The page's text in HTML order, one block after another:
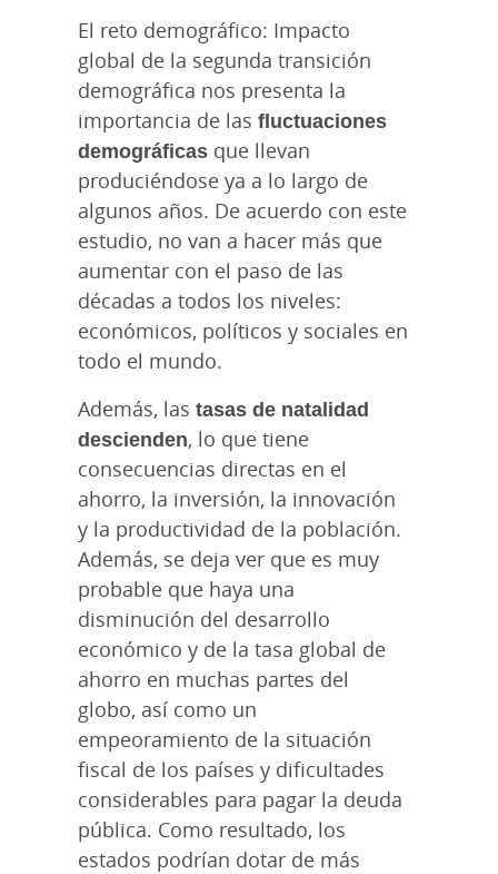
El reto demográfico: Impacto
global de la segunda transición
demográfica nos presenta la
importancia de las fluctuaciones
demográficas que llevan
produciéndose ya a lo largo de
algunos años. De acuerdo con este
estudio, no van a hacer más que
aumentar con el paso de las
décadas a todos los niveles:
económicos, políticos y sociales en
todo el mundo.
Además, las tasas de natalidad
descienden, lo que tiene
consecuencias directas en el
ahorro, la inversión, la innovación
y la productividad de la población.
Además, se deja ver que es muy
probable que haya una
disminución del desarrollo
económico y de la tasa global de
ahorro en muchas partes del
globo, así como un
empeoramiento de la situación
fiscal de los países y dificultades
considerables para pagar la deuda
pública. Como resultado, los
estados podrían dotar de más